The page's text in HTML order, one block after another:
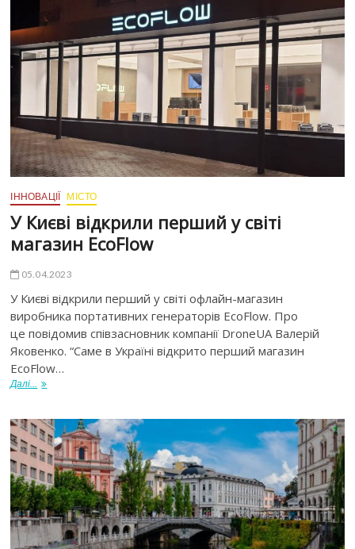
ІННОВАЦІЇ МІСТО
У Києві відкрили перший у світі
магазин EcoFlow
05.04.2023
У Києві відкрили перший у світі офлайн-магазин
виробника портативних генераторів EcoFlow. Про
це повідомив співзасновник компанії DroneUA Валерій
Яковенко. “Саме в Україні відкрито перший магазин
EcoFlow…
Далі...